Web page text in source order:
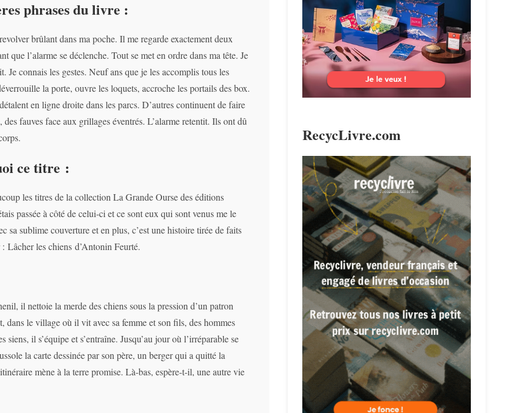
phrases du livre :
brûlant dans ma poche. Il me regarde exactement deux
que l’alarme se déclenche. Tout se met en ordre dans ma tête. Je
Je connais les gestes. Neuf ans que je les accomplis tous les
la porte, ouvre les loquets, accroche les portails des box.
en ligne droite dans les parcs. D’autres continuent de faire
des fauves face aux grillages éventrés. L’alarme retentit. Ils ont dû
ce titre :
les titres de la collection La Grande Ourse des éditions
passée à côté de celui-ci et ce sont eux qui sont venus me le
sublime couverture et en plus, c’est une histoire tirée de faits
Lâcher les chiens d’Antonin Feurté.
il nettoie la merde des chiens sous la pression d’un patron
dans le village où il vit avec sa femme et son fils, des hommes
il s’équipe et s’entraîne. Jusqu’au jour où l’irréparable se
la carte dessinée par son père, un berger qui a quitté la
mène à la terre promise. Là-bas, espère-t-il, une autre vie
RecycLivre.com